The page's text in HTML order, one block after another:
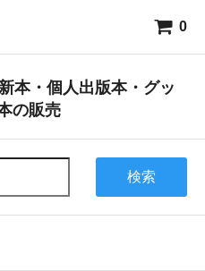
0
本・個人出版本・グッ
の販売
検索